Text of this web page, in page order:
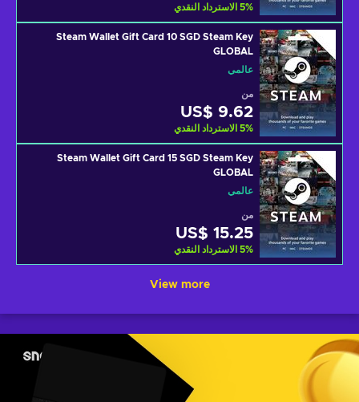
5% الاسترداد النقدي
Steam Wallet Gift Card 10 SGD Steam Key
GLOBAL
عالمي
من
US$ 9.62
5% الاسترداد النقدي
Steam Wallet Gift Card 15 SGD Steam Key
GLOBAL
عالمي
من
US$ 15.25
5% الاسترداد النقدي
View more